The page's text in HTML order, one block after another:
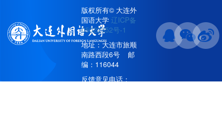
责任编辑：邴祎龙
版权所有© 大连外
国语大学辽ICP备
05022352号-1
地址：大连市旅顺
南路西段6号 邮
编：116044
反馈意见电话：